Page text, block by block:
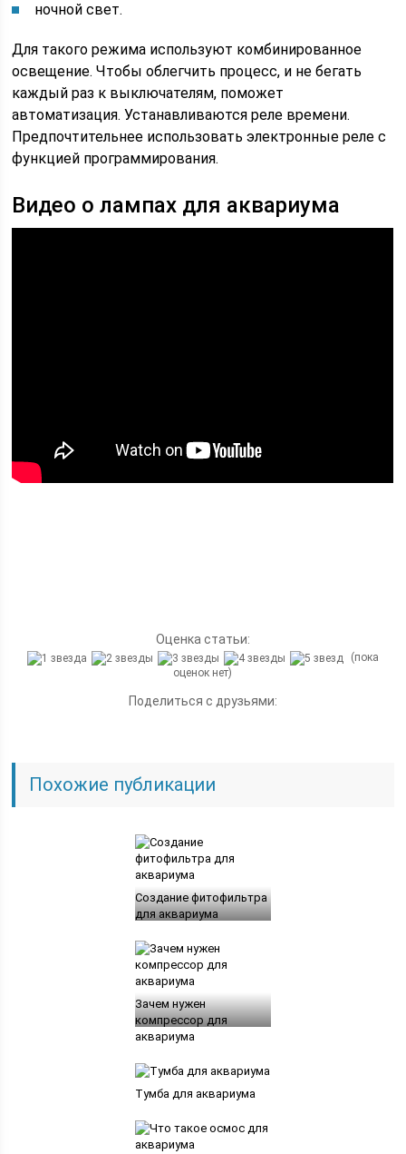
ночной свет.
Для такого режима используют комбинированное
освещение. Чтобы облегчить процесс, и не бегать
каждый раз к выключателям, поможет
автоматизация. Устанавливаются реле времени.
Предпочтительнее использовать электронные реле с
функцией программирования.
Видео о лампах для аквариума
Оценка статьи:
(пока
оценок нет)
Поделиться с друзьями:
Похожие публикации
Создание фитофильтра
для аквариума
Зачем нужен
компрессор для
аквариума
Тумба для аквариума